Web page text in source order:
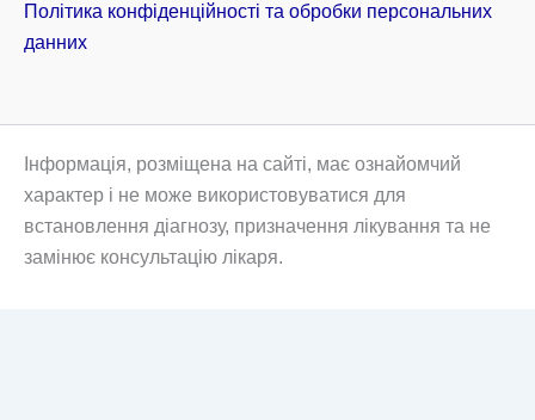
Політика конфіденційності та обробки персональних
данних
Інформація, розміщена на сайті, має ознайомчий
характер і не може використовуватися для
встановлення діагнозу, призначення лікування та не
замінює консультацію лікаря.